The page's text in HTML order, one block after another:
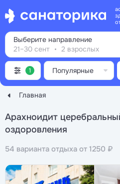
Главная
Выберите направление
21–30 сент
2 взрослых
Арахноидит
оздоровления
54 варианта отдыха от 1250 ₽
1 Популярные